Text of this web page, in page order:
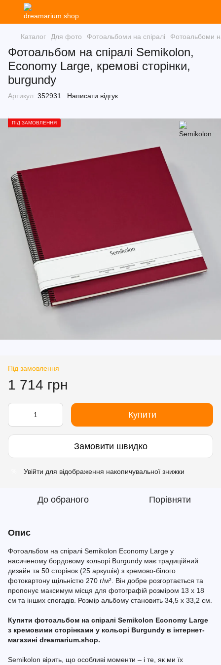
Каталог Для фото Фотоальбоми на спіралі Фотоальбоми
Фотоальбом на спіралі Semikolon,
Economy Large, кремові сторінки,
burgundy
Артикул: 352931 Написати відгук
ПІД ЗАМОВЛЕННЯ
Під замовлення
1 714 грн
Купити
Замовити швидко
Увійти для відображення накопичувальної знижки
До обраного Порівняти
Опис
Фотоальбом на спіралі Semikolon Economy Large у
насиченому бордовому кольорі Burgundy має традиційний
дизайн та 50 сторінок (25 аркушів) з кремово-білого
фотокартону щільністю 270 г/м². Він добре розгортається та
пропонує максимум місця для фотографій розміром 13 x 18
см та інших спогадів. Розмір альбому становить 34,5 x 33,2 см.
Купити фотоальбом на спіралі Semikolon Economy Large
з кремовими сторінками у кольорі Burgundy в інтернет-
магазині dreamarium.shop.
Semikolon вірить, що особливі моменти – і те, як ми їх